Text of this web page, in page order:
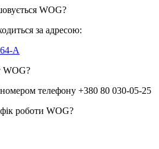
WOG?
за адресою:
64-А
WOG?
телефону +380 80 030-05-25
роботи WOG?